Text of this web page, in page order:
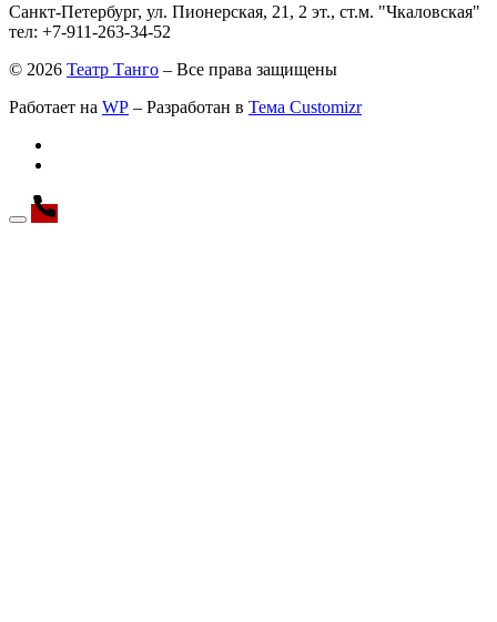
Санкт-Петербург, ул. Пионерская, 21, 2 эт., ст.м. "Чкаловская"
тел: +7-911-263-34-52
© 2026 Театр Танго – Все права защищены
Работает на WP – Разработан в Тема Customizr